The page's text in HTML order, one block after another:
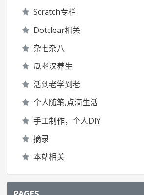
Scratch专栏
Dotclear相关
杂七杂八
瓜老汉养生
活到老学到老
个人随笔,点滴生活
手工制作，个人DIY
摘录
本站相关